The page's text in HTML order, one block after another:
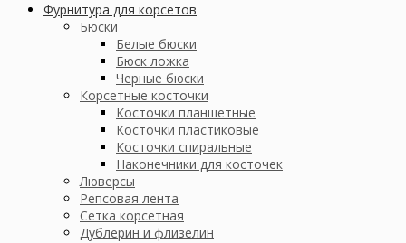
Фурнитура для корсетов
Бюски
Белые бюски
Бюск ложка
Черные бюски
Корсетные косточки
Косточки планшетные
Косточки пластиковые
Косточки спиральные
Наконечники для косточек
Люверсы
Репсовая лента
Сетка корсетная
Дублерин и флизелин